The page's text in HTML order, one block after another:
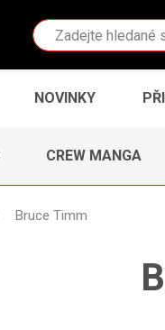
Vyhledávání
NOVINKY
CREW MANGA
Bruce Timm